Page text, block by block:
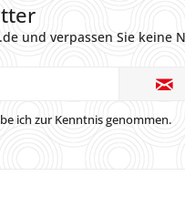
und verpassen Sie keine
ich zur Kenntnis genommen.